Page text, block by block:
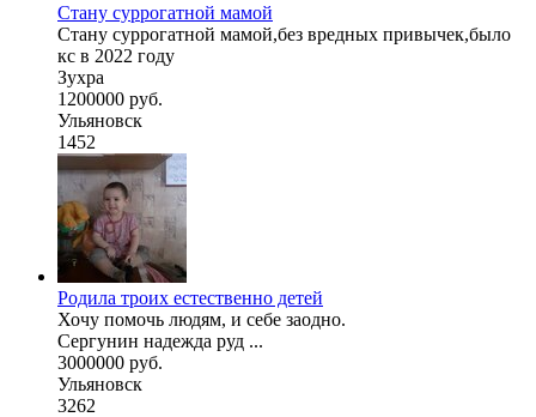
Стану суррогатной мамой
Стану суррогатной мамой,без вредных привычек,было
кс в 2022 году
Зухра
1200000 руб.
Ульяновск
1452
Родила троих естественно детей
Хочу помочь людям, и себе заодно.
Сергунин надежда руд ...
3000000 руб.
Ульяновск
3262